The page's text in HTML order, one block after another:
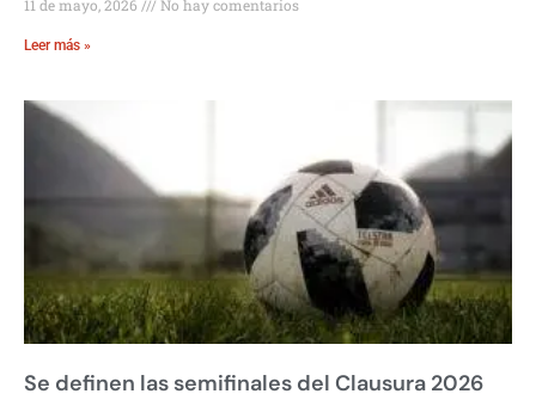
11 de mayo, 2026 No hay comentarios
Leer más »
Se definen las semifinales del Clausura 2026